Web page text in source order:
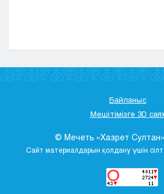
Байланыс
Мешітімізге 3D
© Мечеть «Хазрет
Сайт материалдарын қолдану үшін